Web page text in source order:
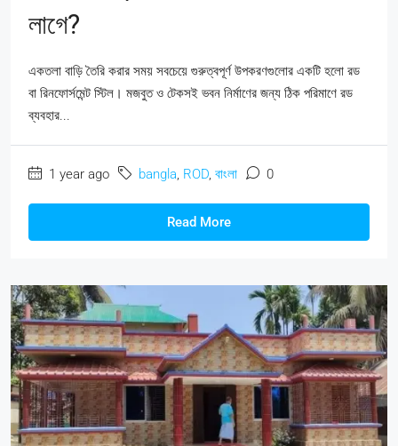
লাগে?
একতলা বাড়ি তৈরি করার সময় সবচেয়ে গুরুত্বপূর্ণ উপকরণগুলোর একটি হলো রড
বা রিনফোর্সমেন্ট স্টিল। মজবুত ও টেকসই ভবন নির্মাণের জন্য ঠিক পরিমাণে রড
ব্যবহার...
1 year ago bangla, ROD, বাংলা 0
Read More